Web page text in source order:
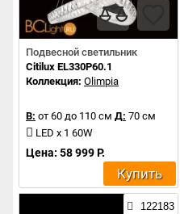
Подвесной светильник
Citilux EL330P60.1
Коллекция: Olimpia
В: от 60 до 110 см Д: 70 см
LED x 1 60W
Цена: 58 999 Р.
Купить
122183